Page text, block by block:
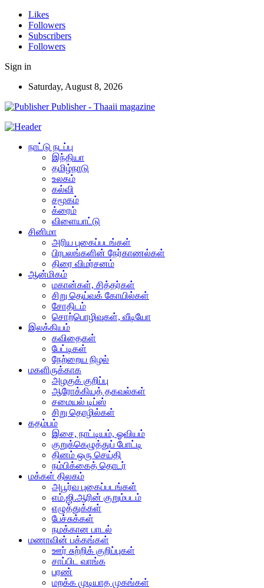
Likes
Followers
Subscribers
Followers
Sign in
Saturday, August 8, 2026
Publisher - Thaaii magazine
நாட்டு நடப்பு
இந்தியா
தமிழ்நாடு
உலகம்
கல்வி
சமூகம்
க்ரைம்
விளையாட்டு
சினிமா
அரிய புகைப்படங்கள்
பிரபலங்களின் நேர்காணல்கள்
திரை விமர்சனம்
ஆன்மிகம்
மகான்கள், சித்தர்கள்
சிறு தெய்வக் கோயில்கள்
சோதிடம்
சொற்பொழிவுகள், வீடியோ
இலக்கியம்
கவிதைகள்
பேட்டிகள்
நேற்றைய நிழல்
மகளிருக்காக
அழகுக் குறிப்பு
ஆரோக்கியத் தகவல்கள்
சமையல் டிப்ஸ்
சிறு தொழில்கள்
கதம்பம்
இசை, நாட்டியம், ஓவியம்
குறுக்கெழுத்துப் போட்டி
தினம் ஒரு செய்தி
நம்பிக்கைத் தொடர்
மக்கள் திலகம்
அபூர்வ புகைப்படங்கள்
எம்.ஜி.ஆரின் குறும்படம்
எழுத்துக்கள்
பேச்சுக்கள்
நமக்கான பாடல்
மணாவின் பக்கங்கள்
ஊர் சுற்றிக் குறிப்புகள்
சாப்பிட வாங்க
பரண்
மறக்க முடியாத முகங்கள்